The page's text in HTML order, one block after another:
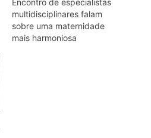
multidisciplinares falam
sobre uma maternidade
mais harmoniosa